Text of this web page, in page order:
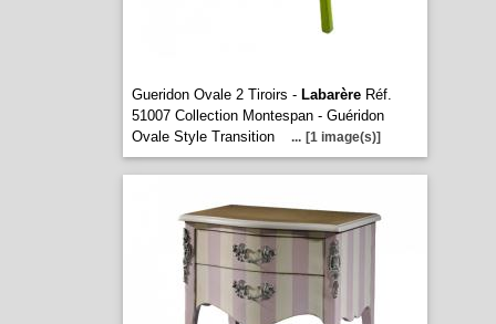
Gueridon Ovale 2 Tiroirs - LabarèreRéf.
51007 Collection Montespan - Guéridon
Ovale Style Transition
... [1 image(s)]